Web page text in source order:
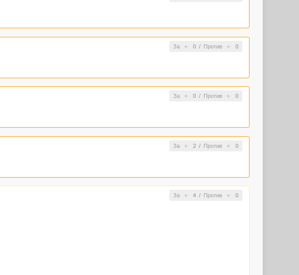
За 0/ Против 0
За 0/ Против 0
За 2/ Против 0
За 4/ Против 0